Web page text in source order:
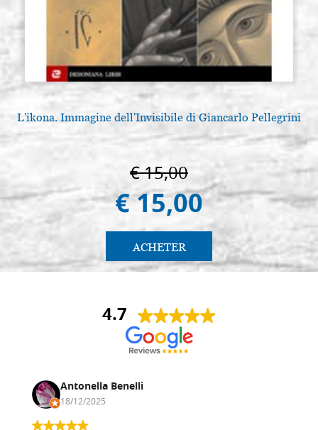
L'ikona. Immagine dell'Invisibile di Giancarlo Pellegrini
€ 15,00
€ 15,00
ACHETER
4.7
Antonella Benelli
18/12/2025